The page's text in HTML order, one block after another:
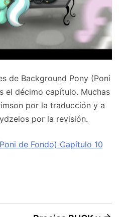
de Background Pony (Poni
el décimo capítulo. Muchas
por la traducción y a
por la revisión.
de Fondo) Capítulo 10